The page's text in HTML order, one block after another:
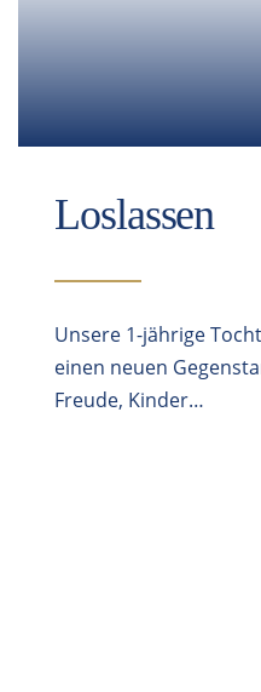
Loslassen
Unsere 1-jährige
einen neuen
Freude, Kinder…